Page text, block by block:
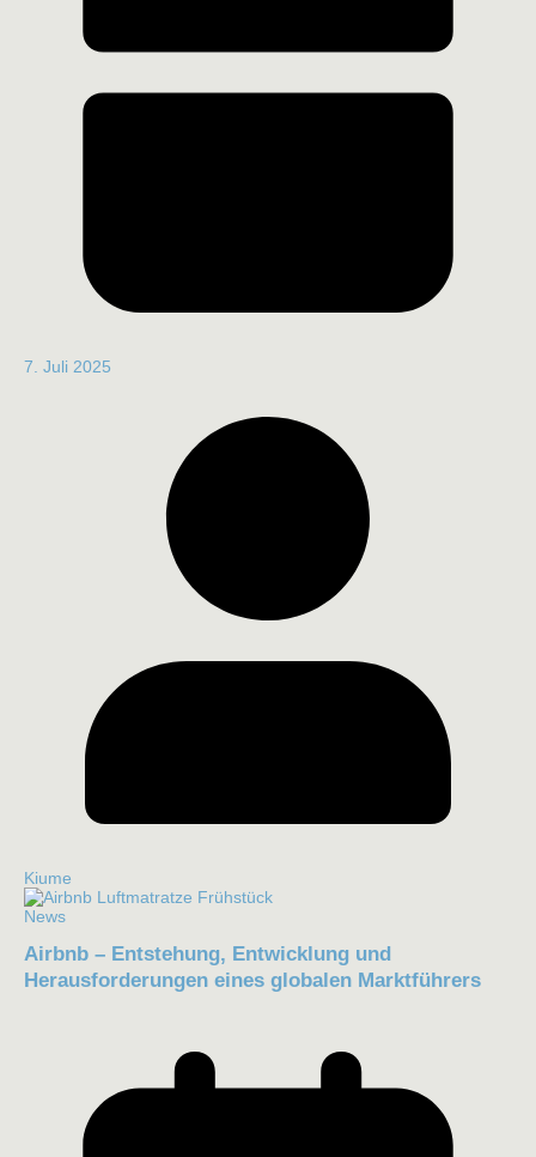
7. Juli 2025
Kiume
News
Airbnb – Entstehung, Entwicklung und
Herausforderungen eines globalen Marktführers